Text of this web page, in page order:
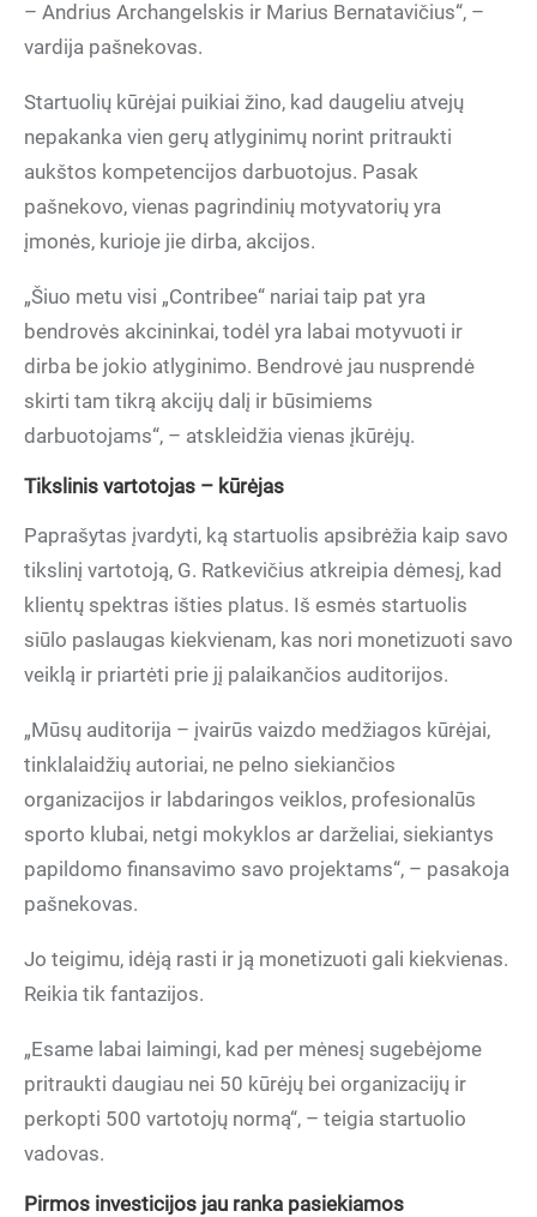
– Andrius Archangelskis ir Marius Bernatavičius“, –
vardija pašnekovas.
Startuolių kūrėjai puikiai žino, kad daugeliu atvejų
nepakanka vien gerų atlyginimų norint pritraukti
aukštos kompetencijos darbuotojus. Pasak
pašnekovo, vienas pagrindinių motyvatorių yra
įmonės, kurioje jie dirba, akcijos.
„Šiuo metu visi „Contribee“ nariai taip pat yra
bendrovės akcininkai, todėl yra labai motyvuoti ir
dirba be jokio atlyginimo. Bendrovė jau nusprendė
skirti tam tikrą akcijų dalį ir būsimiems
darbuotojams“, – atskleidžia vienas įkūrėjų.
Tikslinis vartotojas – kūrėjas
Paprašytas įvardyti, ką startuolis apsibrėžia kaip savo
tikslinį vartotoją, G. Ratkevičius atkreipia dėmesį, kad
klientų spektras išties platus. Iš esmės startuolis
siūlo paslaugas kiekvienam, kas nori monetizuoti savo
veiklą ir priartėti prie jį palaikančios auditorijos.
„Mūsų auditorija – įvairūs vaizdo medžiagos kūrėjai,
tinklalaidžių autoriai, ne pelno siekiančios
organizacijos ir labdaringos veiklos, profesionalūs
sporto klubai, netgi mokyklos ar darželiai, siekiantys
papildomo finansavimo savo projektams“, – pasakoja
pašnekovas.
Jo teigimu, idėją rasti ir ją monetizuoti gali kiekvienas.
Reikia tik fantazijos.
„Esame labai laimingi, kad per mėnesį sugebėjome
pritraukti daugiau nei 50 kūrėjų bei organizacijų ir
perkopti 500 vartotojų normą“, – teigia startuolio
vadovas.
Pirmos investicijos jau ranka pasiekiamos